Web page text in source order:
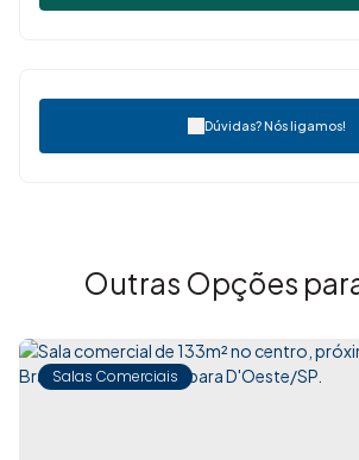
Dúvidas? Nós ligamos!
Outras Opções
Salas Comerciais